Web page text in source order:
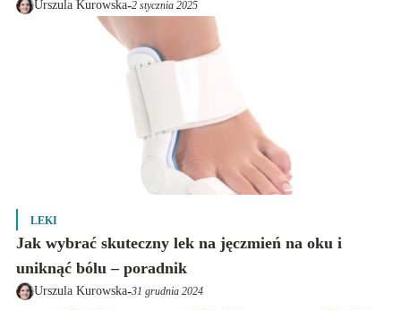
Urszula Kurowska-2 stycznia 2025
LEKI
Jak wybrać skuteczny lek na jęczmień na oku i
uniknąć bólu – poradnik
Urszula Kurowska-31 grudnia 2024